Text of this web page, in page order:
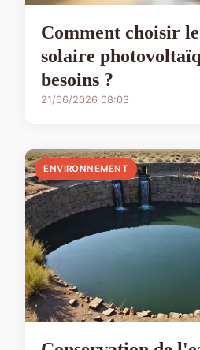
Comment choisir
solaire
besoins ?
21/06/2026 08:03
ENVIRONNEMENT